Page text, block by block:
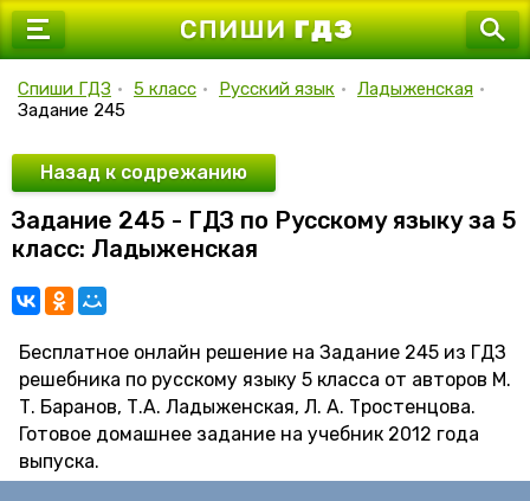
7 класс
9 класс
10 класс
11 класс
Спиши ГДЗ • 5 класс • Русский язык • Ладыженская •
Задание 245
Назад к содрежанию
Задание 245 - ГДЗ по Русскому языку за 5
класс: Ладыженская
Бесплатное онлайн решение на Задание 245 из ГДЗ
решебника по русскому языку 5 класса от авторов М.
Т. Баранов, Т.А. Ладыженская, Л. А. Тростенцова.
Готовое домашнее задание на учебник 2012 года
выпуска.